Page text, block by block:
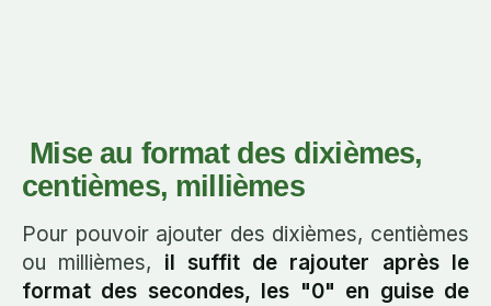
Mise au format des dixièmes,
centièmes, millièmes
Pour pouvoir ajouter des dixièmes, centièmes
ou millièmes, il suffit de rajouter après le
format des secondes, les "0" en guise de